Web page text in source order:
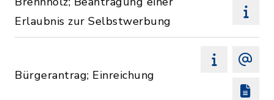
Erlaubnis zur Selbstwerbung
Bürgerantrag; Einreichung